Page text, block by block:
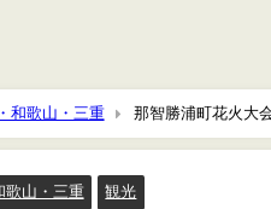
和歌山・三重
那智勝浦町花火大
歌山・三重 観光